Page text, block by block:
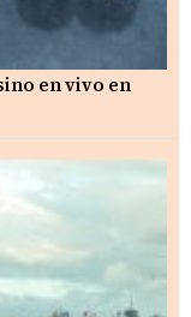
en vivo en